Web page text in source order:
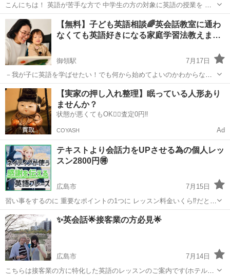
こんにちは！ 英語が苦手な方で 中学生の方の対象に英語の授業を 行
います。 Skypeマンツーマンになります！ テキストは学校と同様な物
でお伝えします。 レッスンが気になる方は まずは無料体験レッスン25
分で お話をしま...
広島 広島市 英語/基礎英語 レッスン
【無料】子ども英語相談🌈英会話教室に通わ
なくても英語好きになる家庭学習法教えま…
御領駅
7月17日
－我が子に英語を学ばせたい！でも何から始めてよいのかわからな
い。 そんなママ・パパにぴったりな、自宅でできる英語楽習（学習）
法をお伝えします。 こんなお悩みありませんか？ ✓ 英語を学ばせた
いけど、何から始めれ...
広島 広島市 御領駅 英会話 ママ
【実家の押し入れ整理】眠っている人形あり
ませんか？
状態が悪くてもOK🙆‍♀️査定0円‼️
COYASH Ad
テキストより会話力をUPさせる為の個人レッ
スン2800円🉐
広島市
7月15日
習い事をするのに 重要なポイントの1つに レッスン料金いくら⁉️だと思
いますが 弊社 MOIZA GROUP 英会話オンラインSchool 【モイザ】で
は グループレッスンではなく マンツーマンで...
広島 広島市 英会話 レッスン
✨英会話🌟接客業の方必見🌟
広島市
7月14日
こちらは接客業の方に特化した英語のレッスンのご案内です(ホテル、